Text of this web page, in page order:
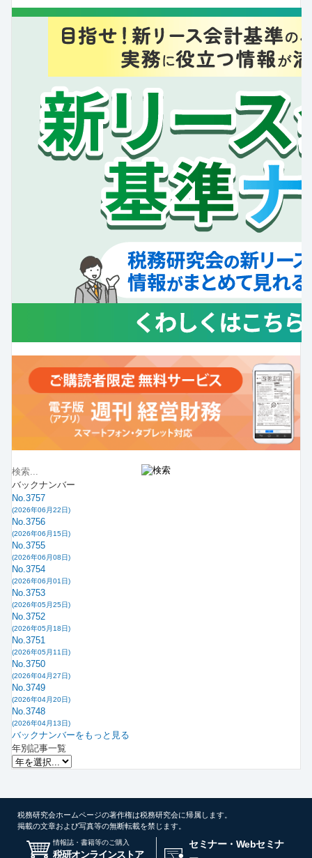
バックナンバー
No.3757
(2026年06月22日)
No.3756
(2026年06月15日)
No.3755
(2026年06月08日)
No.3754
(2026年06月01日)
No.3753
(2026年05月25日)
No.3752
(2026年05月18日)
No.3751
(2026年05月11日)
No.3750
(2026年04月27日)
No.3749
(2026年04月20日)
No.3748
(2026年04月13日)
バックナンバーをもっと見る
年別記事一覧
税務研究会ホームページの著作権は税務研究会に帰属します。
掲載の文章および写真等の無断転載を禁じます。
情報誌・書籍等のご購入
税研オンラインストア
セミナー・Webセミナ